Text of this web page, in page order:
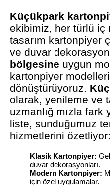
Küçükpark
ekibimiz, her türlü iç
tasarım kartonpiyer
ve duvar
bölgesine uygun
kartonpiyer
dönüştürüyoruz.
olarak, yenileme ve
uzmanlığımızla fark
liste, sunduğumuz
hizmetlerini özetliyor:
Klasik Kartonpiyer:
duvar dekorasyonları.
Modern Kartonpiyer:
için özel uygulamalar.